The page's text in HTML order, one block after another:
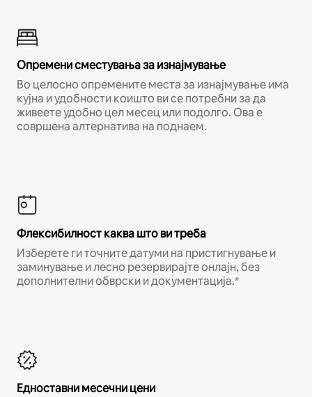
Опремени сместувања за изнајмување
Во целосно опремените места за изнајмување има
кујна и удобности коишто ви се потребни за да
живеете удобно цел месец или подолго. Ова е
совршена алтернатива на поднаем.
Флексибилност каква што ви треба
Изберете ги точните датуми на пристигнување и
заминување и лесно резервирајте онлајн, без
дополнителни обврски и документација.*
Едноставни месечни цени